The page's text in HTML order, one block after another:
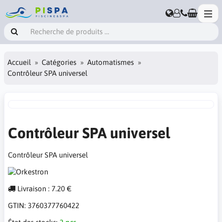
Accueil Catégories
Automatismes
Contrôleur SPA universel
Contrôleur SPA universel
Contrôleur SPA universel
Livraison : 7.20 €
GTIN: 3760377760422